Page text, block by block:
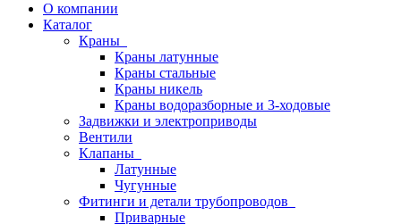
О компании
Каталог
Краны
Краны латунные
Краны стальные
Краны никель
Краны водоразборные и 3-ходовые
Задвижки и электроприводы
Вентили
Клапаны
Латунные
Чугунные
Фитинги и детали трубопроводов
Приварные